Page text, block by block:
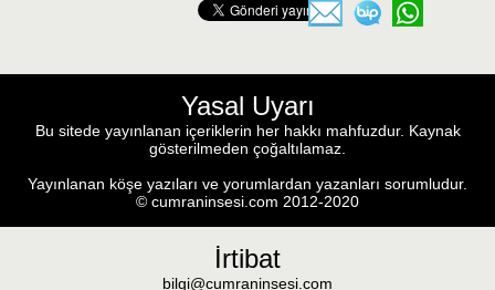
Yasal Uyarı
Bu sitede yayınlanan içeriklerin her hakkı mahfuzdur. Kaynak
gösterilmeden çoğaltılamaz.
Yayınlanan köşe yazıları ve yorumlardan yazanları sorumludur.
© cumraninsesi.com 2012-2020
İrtibat
bilgi@cumraninsesi.com